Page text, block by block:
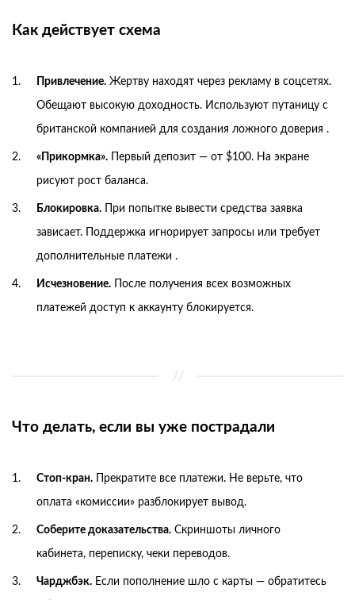
Как действует схема
Привлечение. Жертву находят через рекламу в соцсетях.
Обещают высокую доходность. Используют путаницу с
британской компанией для создания ложного доверия .
«Прикормка». Первый депозит — от $100. На экране
рисуют рост баланса.
Блокировка. При попытке вывести средства заявка
зависает. Поддержка игнорирует запросы или требует
дополнительные платежи .
Исчезновение. После получения всех возможных
платежей доступ к аккаунту блокируется.
Что делать, если вы уже пострадали
Стоп-кран. Прекратите все платежи. Не верьте, что
оплата «комиссии» разблокирует вывод.
Соберите доказательства. Скриншоты личного
кабинета, переписку, чеки переводов.
Чарджбэк. Если пополнение шло с карты — обратитесь